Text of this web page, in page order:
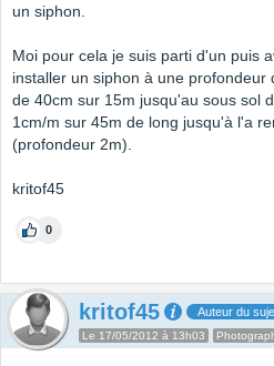
un siphon.
Moi pour cela je suis parti d'un puis
installer un siphon à une
de 40cm sur 15m jusqu'au sous sol
1cm/m sur 45m de long jusqu'à l'a
(profondeur 2m).
kritof45
0
kritof45 Auteur du
Le 17/05/2012 à 13h03